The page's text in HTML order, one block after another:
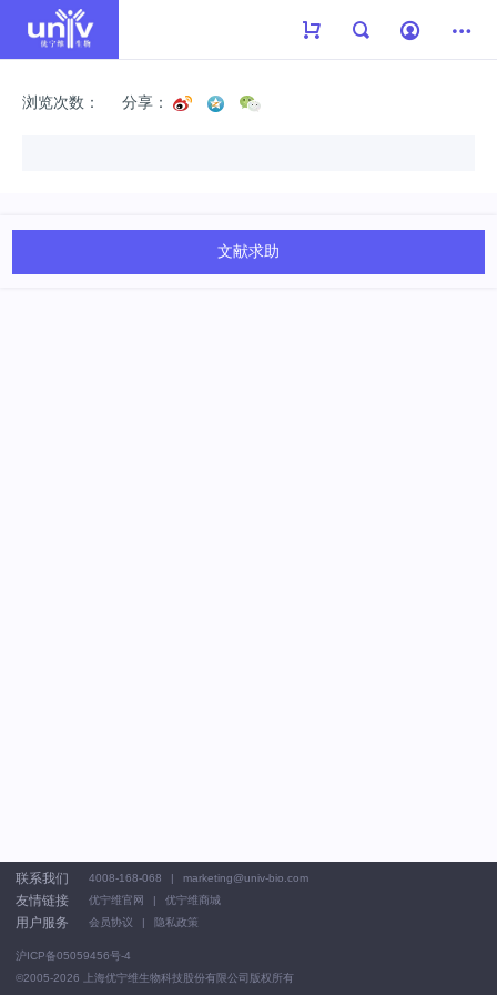
浏览次数： 分享：
文献求助
联系我们 4008-168-068 marketing@univ-bio.com
友情链接 优宁维官网 优宁维商城
用户服务 会员协议 隐私政策
沪ICP备05059456号-4
©2005-2026 上海优宁维生物科技股份有限公司版权所有